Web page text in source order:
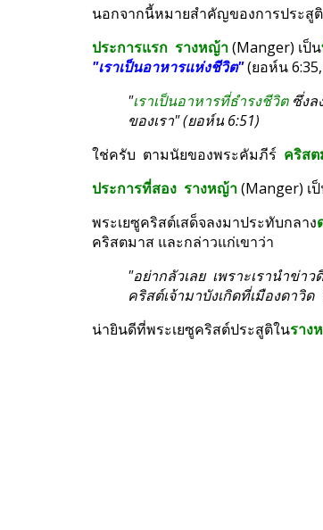
นอกจากนี้หมายสำคัญของการประสู
ประการแรก  รางหญ้า (Manger) เป็น
"เราเป็นอาหารแห่งชีวิต" (ยอห์น
"เราเป็นอาหารที่ธำรงชีวิต ซึ่งล
ของเรา" (ยอห์น 6:51)
ใช่ครับ  ตามนัยของพระคัมภีร์ คริส
ประการที่สอง  รางหญ้า (Manger) เ
พระเยซูคริสต์เสด็จลงมาประทับกลาง
คริสตมาส และกล่าวแก่เขาว่า
"อย่ากลัวเลย  เพราะเรานำข่
คริสต์เจ้ามาบังเกิดที่เมืองดา
น่ายินดีที่พระเยซูคริสต์ประสูติในราง